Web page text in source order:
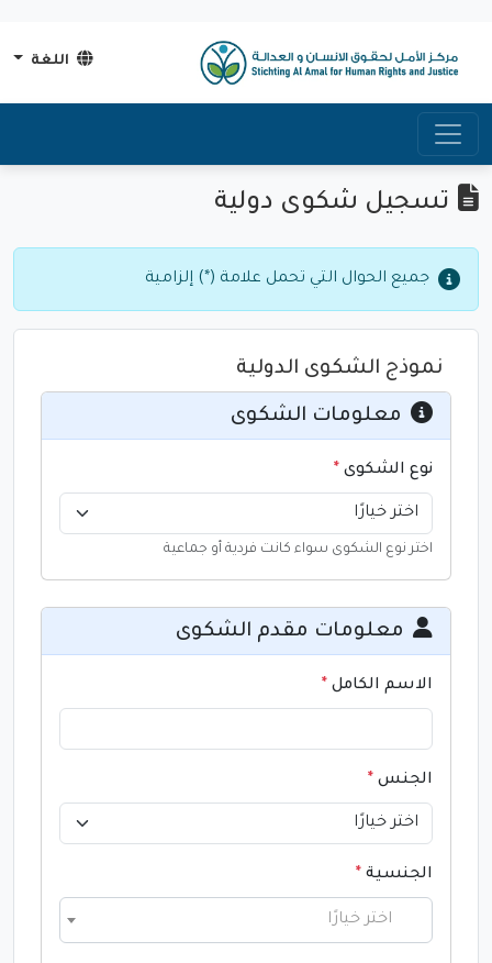
اللغة
تسجيل شكوى دولية
جميع الحوال التي تحمل علامة (*) إلزامية
نموذج الشكوى الدولية
معلومات الشكوى
نوع الشكوى *
اختر نوع الشكوى سواء كانت فردية أو جماعية
معلومات مقدم الشكوى
الاسم الكامل *
الجنس *
الجنسية *
اختر خيارًا